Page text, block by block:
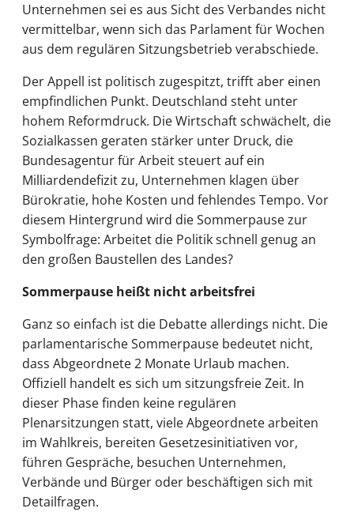
Unternehmen sei es aus Sicht des Verbandes nicht
vermittelbar, wenn sich das Parlament für Wochen
aus dem regulären Sitzungsbetrieb verabschiede.
Der Appell ist politisch zugespitzt, trifft aber einen
empfindlichen Punkt. Deutschland steht unter
hohem Reformdruck. Die Wirtschaft schwächelt, die
Sozialkassen geraten stärker unter Druck, die
Bundesagentur für Arbeit steuert auf ein
Milliardendefizit zu, Unternehmen klagen über
Bürokratie, hohe Kosten und fehlendes Tempo. Vor
diesem Hintergrund wird die Sommerpause zur
Symbolfrage: Arbeitet die Politik schnell genug an
den großen Baustellen des Landes?
Sommerpause heißt nicht arbeitsfrei
Ganz so einfach ist die Debatte allerdings nicht. Die
parlamentarische Sommerpause bedeutet nicht,
dass Abgeordnete 2 Monate Urlaub machen.
Offiziell handelt es sich um sitzungsfreie Zeit. In
dieser Phase finden keine regulären
Plenarsitzungen statt, viele Abgeordnete arbeiten
im Wahlkreis, bereiten Gesetzesinitiativen vor,
führen Gespräche, besuchen Unternehmen,
Verbände und Bürger oder beschäftigen sich mit
Detailfragen.